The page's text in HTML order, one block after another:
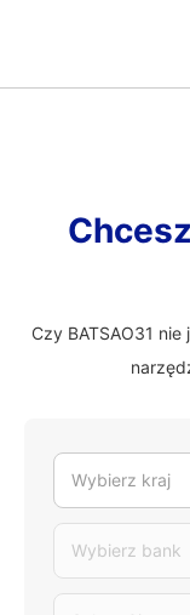
Czy BATSAO31
Wybierz kraj
Wybierz bank